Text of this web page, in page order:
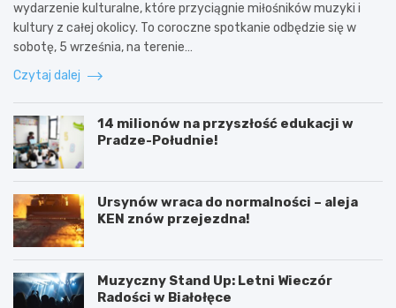
wydarzenie kulturalne, które przyciągnie miłośników muzyki i
kultury z całej okolicy. To coroczne spotkanie odbędzie się w
sobotę, 5 września, na terenie…
Czytaj dalej
14 milionów na przyszłość edukacji w
Pradze-Południe!
Ursynów wraca do normalności – aleja
KEN znów przejezdna!
Muzyczny Stand Up: Letni Wieczór
Radości w Białołęce